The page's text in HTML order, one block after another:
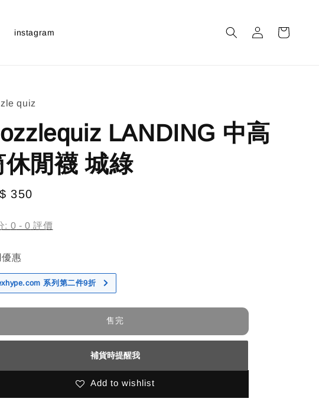
instagram
quiz
LANDING 中高
休閒襪 城綠
350
: 0 -0 評價
惠
系列第二件9折
售完
補貨時提醒我
Add to wishlist